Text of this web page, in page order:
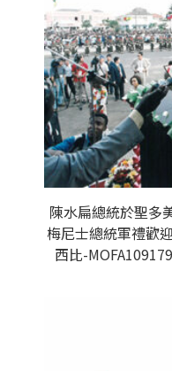
陳水扁總統於聖多
梅尼士總統軍禮歡
西比-